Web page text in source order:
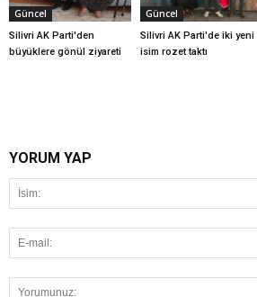
Güncel
Silivri AK Parti'den
büyüklere gönül ziyareti
Güncel
Silivri AK Parti'de iki yeni
isim rozet taktı
YORUM YAP